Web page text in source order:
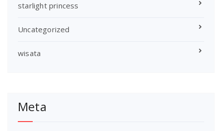
starlight princess
Uncategorized
wisata
Meta